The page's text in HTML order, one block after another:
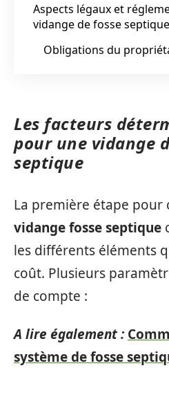
Aspects légaux et
vidange de fosse septique
Obligations du
Les facteurs
pour une vidange
septique
La première étape pour
vidange fosse septique
les différents éléments
coût. Plusieurs
de compte :
A lire également :
système de fosse